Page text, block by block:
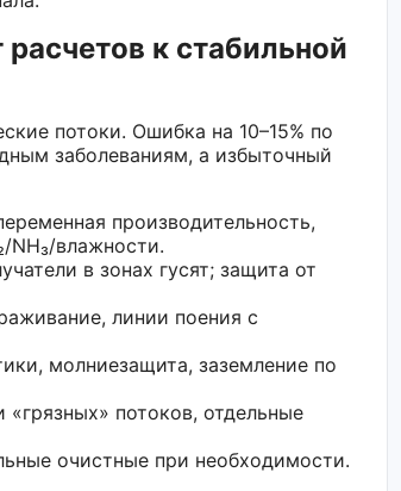
к стабильной
потоки. Ошибка на 10–15% по
заболеваниям, а избыточный
производительность,
NH₃/влажности.
в зонах гусят; защита от
линии поения с
молниезащита, заземление по
потоков, отдельные
очистные при необходимости.